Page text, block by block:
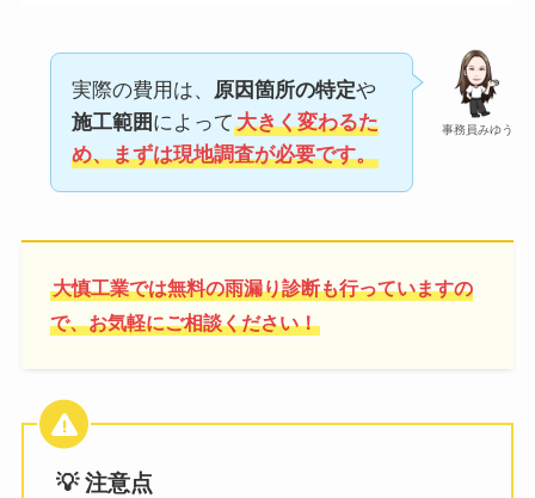
事務員みゆう
実際の費用は、 原因箇所の特定や
施工範囲 によって 大きく変わるた
め、まずは現地調査が必要です。
大慎工業では無料の雨漏り診断も行っていますの
で、お気軽にご相談ください！
💡 注意点